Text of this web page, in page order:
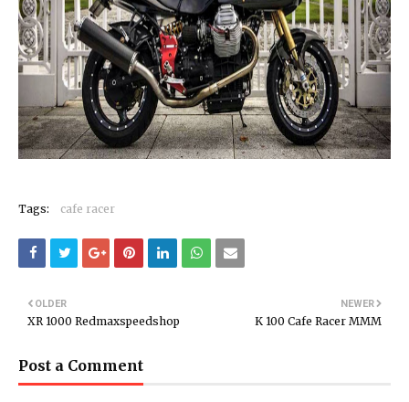
Tags: cafe racer
NEWER
K 100 Cafe Racer MMM
OLDER
XR 1000 Redmaxspeedshop
Post a Comment